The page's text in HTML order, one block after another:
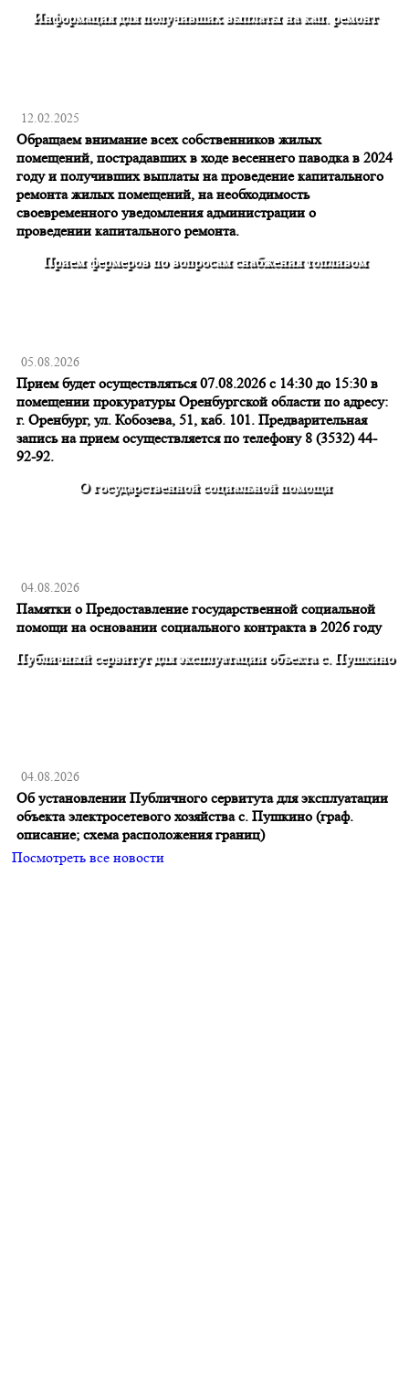
Информация для получивших выплаты на кап. ремонт
12.02.2025
Обращаем внимание всех собственников жилых
помещений, пострадавших в ходе весеннего паводка в 2024
году и получивших выплаты на проведение капитального
ремонта жилых помещений, на необходимость
своевременного уведомления администрации о
проведении капитального ремонта.
Прием фермеров по вопросам снабжения топливом
05.08.2026
Прием будет осуществляться 07.08.2026 с 14:30 до 15:30 в
помещении прокуратуры Оренбургской области по адресу:
г. Оренбург, ул. Кобозева, 51, каб. 101. Предварительная
запись на прием осуществляется по телефону 8 (3532) 44-
92-92.
О государственной социальной помощи
04.08.2026
Памятки о Предоставление государственной социальной
помощи на основании социального контракта в 2026 году
Публичный сервитут для эксплуатации объекта с. Пушкино
04.08.2026
Об установлении Публичного сервитута для эксплуатации
объекта электросетевого хозяйства с. Пушкино (граф.
описание; схема расположения границ)
Посмотреть все новости